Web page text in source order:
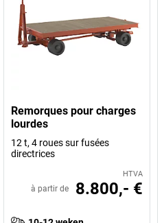
Remorques pour charges
lourdes
12 t, 4 roues sur fusées
directrices
HTVA
à partir de 8.800,- €